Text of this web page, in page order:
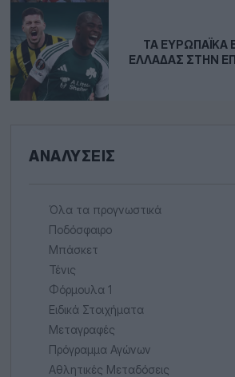
ΤΑ ΕΥΡΩΠΑΪΚΆ
ΕΛΛΆΔΑΣ ΣΤΗΝ
ΑΝΑΛΎΣΕΙΣ
Όλα τα προγνωστικά
Ποδόσφαιρο
Μπάσκετ
Τένις
Φόρμουλα 1
Ειδικά Στοιχήματα
Μεταγραφές
Πρόγραμμα Αγώνων
Αθλητικές Μεταδόσεις